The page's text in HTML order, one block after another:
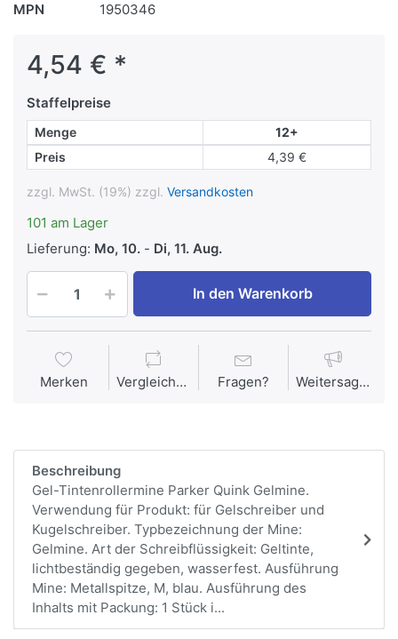
MPN
1950346
4,54 € *
Staffelpreise
Menge
12+
Preis
4,39 €
zzgl. MwSt. (19%) zzgl. Versandkosten
101 am Lager
Lieferung: Mo, 10. - Di, 11. Aug.
In den Warenkorb
Merken Vergleichen Fragen? Weitersagen
Beschreibung
Gel-Tintenrollermine Parker Quink Gelmine.
Verwendung für Produkt: für Gelschreiber und
Kugelschreiber. Typbezeichnung der Mine:
Gelmine. Art der Schreibflüssigkeit: Geltinte,
lichtbeständig gegeben, wasserfest. Ausführung
Mine: Metallspitze, M, blau. Ausführung des
Inhalts mit Packung: 1 Stück i...